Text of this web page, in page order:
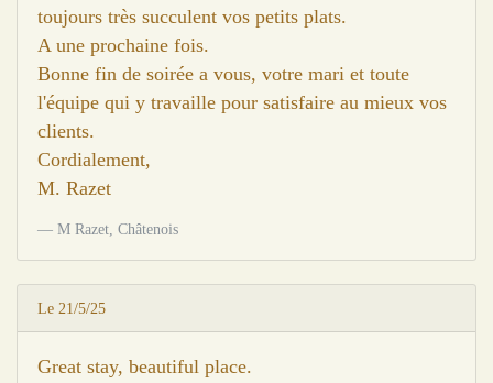
toujours très succulent vos petits plats.
A une prochaine fois.
Bonne fin de soirée a vous, votre mari et toute
l'équipe qui y travaille pour satisfaire au mieux vos
clients.
Cordialement,
M. Razet
M Razet, Châtenois
Le 21/5/25
Great stay, beautiful place.